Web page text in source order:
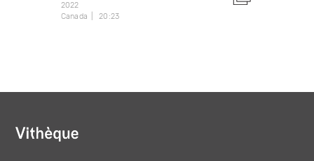
2022
Canada
20:23